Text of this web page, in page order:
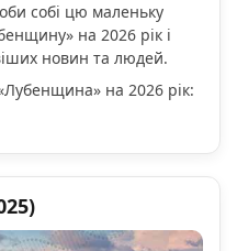
собі цю маленьку
на 2026 рік і
новин та людей.
на 2026 рік: